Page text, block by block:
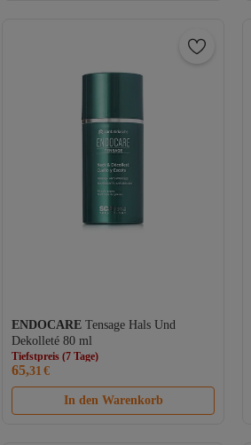
ENDOCARE Tensage Hals Und
Dekolleté 80 ml
Versand Kostenlos
Gratis Versand
Tiefstpreis (7 Tage)
65,31 €
In den Warenkorb